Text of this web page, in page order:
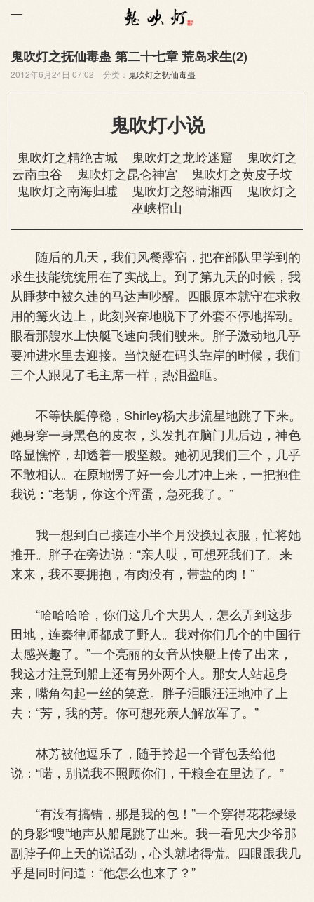

鬼吹灯之抚仙毒蛊 第二十七章 荒岛求生(2)
2012年6月24日 07:02 分类： 鬼吹灯之抚仙毒蛊
鬼吹灯小说
鬼吹灯之精绝古城 鬼吹灯之龙岭迷窟
鬼吹灯之
云南虫谷
鬼吹灯之昆仑神宫
鬼吹灯之黄皮子坟
鬼吹灯之南海归墟
鬼吹灯之怒晴湘西
鬼吹灯之
巫峡棺山
随后的几天，我们风餐露宿，把在部队里学到的
求生技能统统用在了实战上。到了第九天的时候，我
从睡梦中被久违的马达声吵醒。四眼原本就守在求救
用的篝火边上，此刻兴奋地脱下了外套不停地挥动。
眼看那艘水上快艇飞速向我们驶来。胖子激动地几乎
要冲进水里去迎接。当快艇在码头靠岸的时候，我们
三个人跟见了毛主席一样，热泪盈眶。
不等快艇停稳，Shirley杨大步流星地跳了下来。
她身穿一身黑色的皮衣，头发扎在脑门儿后边，神色
略显憔悴，却透着一股坚毅。她初见我们三个，几乎
不敢相认。在原地愣了好一会儿才冲上来，一把抱住
我说：“老胡，你这个浑蛋，急死我了。”
我一想到自己接连小半个月没换过衣服，忙将她
推开。胖子在旁边说：“亲人哎，可想死我们了。来
来来，我不要拥抱，有肉没有，带盐的肉！”
“哈哈哈哈，你们这几个大男人，怎么弄到这步
田地，连秦律师都成了野人。我对你们几个的中国行
太感兴趣了。”一个亮丽的女音从快艇上传了出来，
我这才注意到船上还有另外两个人。那女人站起身
来，嘴角勾起一丝的笑意。胖子泪眼汪汪地冲了上
去：“芳，我的芳。你可想死亲人解放军了。”
林芳被他逗乐了，随手拎起一个背包丢给他
说：“喏，别说我不照顾你们，干粮全在里边了。”
“有没有搞错，那是我的包！”一个穿得花花绿绿
的身影“嗖”地声从船尾跳了出来。我一看见大少爷那
副脖子仰上天的说话劲，心头就堵得慌。四眼跟我几
乎是同时问道：“他怎么也来了？”